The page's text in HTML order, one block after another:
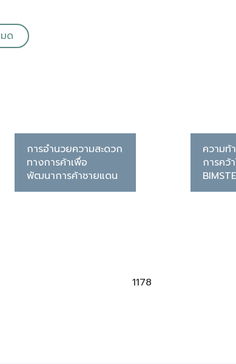
ด
การอำนวยความสะดวก
ทางการค้าเพื่อ
พัฒนาการค้าชายแดน
ความท้
การคว้
1178